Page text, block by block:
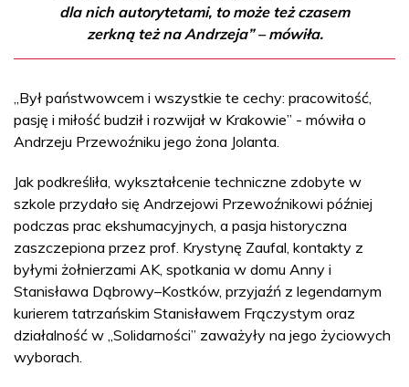
dla nich autorytetami, to może też czasem
zerkną też na Andrzeja” – mówiła.
„Był państwowcem i wszystkie te cechy: pracowitość,
pasję i miłość budził i rozwijał w Krakowie” - mówiła o
Andrzeju Przewoźniku jego żona Jolanta.
Jak podkreśliła, wykształcenie techniczne zdobyte w
szkole przydało się Andrzejowi Przewoźnikowi później
podczas prac ekshumacyjnych, a pasja historyczna
zaszczepiona przez prof. Krystynę Zaufal, kontakty z
byłymi żołnierzami AK, spotkania w domu Anny i
Stanisława Dąbrowy–Kostków, przyjaźń z legendarnym
kurierem tatrzańskim Stanisławem Frączystym oraz
działalność w „Solidarności” zaważyły na jego życiowych
wyborach.